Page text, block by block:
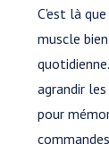
C'est là
muscle
agrandir
pour